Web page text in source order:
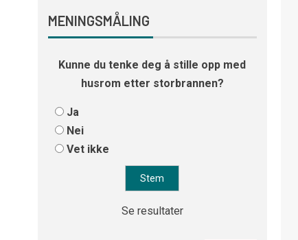
MENINGSMÅLING
Kunne du tenke deg å stille opp med
husrom etter storbrannen?
Ja
Nei
Vet ikke
Se resultater